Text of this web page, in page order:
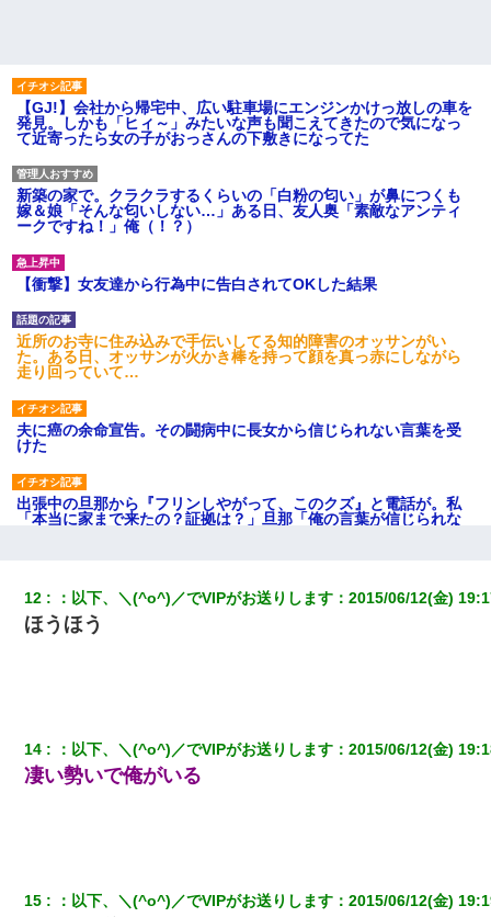
【GJ!】会社から帰宅中、広い駐車場にエンジンかけっ放しの車を
発見。しかも「ヒィ～」みたいな声も聞こえてきたので気になっ
て近寄ったら女の子がおっさんの下敷きになってた
新築の家で。クラクラするくらいの「白粉の匂い」が鼻につくも
嫁＆娘「そんな匂いしない…」ある日、友人奥「素敵なアンティ
ークですね！」俺（！？）
【衝撃】女友達から行為中に告白されてOKした結果
近所のお寺に住み込みで手伝いしてる知的障害のオッサンがい
た。ある日、オッサンが火かき棒を持って顔を真っ赤にしながら
走り回っていて…
夫に癌の余命宣告。その闘病中に長女から信じられない言葉を受
けた
出張中の旦那から『フリンしやがって、このクズ』と電話が。私
「本当に家まで来たの？証拠は？」旦那「俺の言葉が信じられな
私「まとめ買いして冷凍ストックしてる」Ａ「ずるい！クレク
レ！」私「なんでよ」Ａ「ケーチ！バーカ！」→ 後日、Ａ旦那が
凸してきた
隣室のお婆ちゃん「下階からの異臭に困ってる、今もすっごく臭
い」私「変だなあ～なにも臭わないよ」→ その後。警察『絶対に
12 ： 以下、＼(^o^)／でVIPがお送りします ：2015/06/12(金)
ほうほう
14 ： 以下、＼(^o^)／でVIPがお送りします ：2015/06/12(金)
凄い勢いで俺がいる
15 ： 以下、＼(^o^)／でVIPがお送りします ：2015/06/12(金)